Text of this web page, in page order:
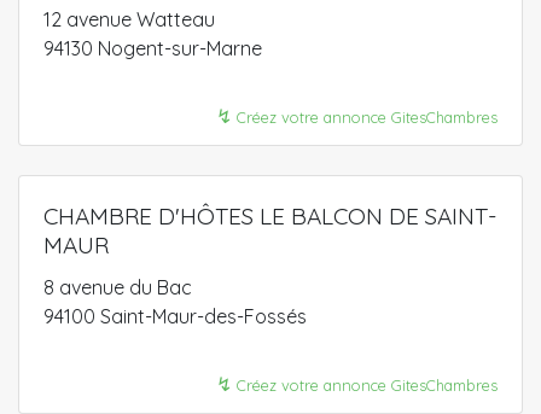
12 avenue Watteau
94130 Nogent-sur-Marne
↯ Créez votre annonce GitesChambres
CHAMBRE D'HÔTES LE BALCON DE SAINT-
MAUR
8 avenue du Bac
94100 Saint-Maur-des-Fossés
↯ Créez votre annonce GitesChambres